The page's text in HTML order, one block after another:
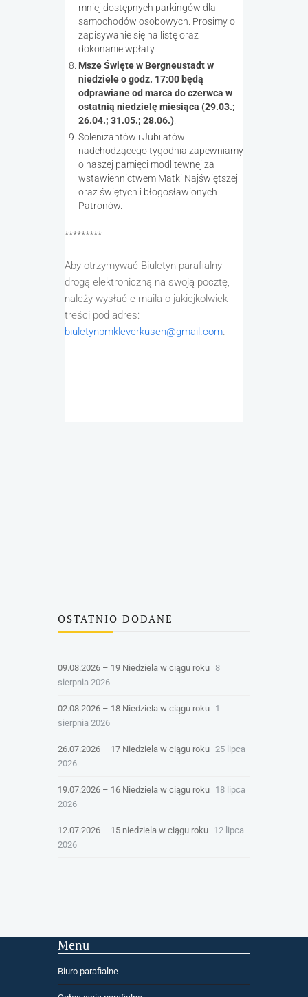
mniej dostępnych parkingów dla
samochodów osobowych. Prosimy o
zapisywanie się na listę oraz
dokonanie wpłaty.
Msze Święte w Bergneustadt w
niedziele o godz. 17:00 będą
odprawiane od marca do czerwca w
ostatnią niedzielę miesiąca (29.03.;
26.04.; 31.05.; 28.06.)
Solenizantów i Jubilatów
nadchodzącego tygodnia zapewniamy
o naszej pamięci modlitewnej za
wstawiennictwem Matki Najświętszej
oraz świętych i błogosławionych
Patronów.
*********
Aby otrzymywać Biuletyn parafialny
drogą elektroniczną na swoją pocztę,
należy wysłać e-maila o jakiejkolwiek
treści pod adres:
biuletynpmkleverkusen@gmail.com.
OSTATNIO DODANE
09.08.2026 – 19 Niedziela w ciągu roku 8
sierpnia 2026
02.08.2026 – 18 Niedziela w ciągu roku 1
sierpnia 2026
26.07.2026 – 17 Niedziela w ciągu roku 25 lipca
2026
19.07.2026 – 16 Niedziela w ciągu roku 18 lipca
2026
12.07.2026 – 15 niedziela w ciągu roku 12 lipca
2026
Menu
Biuro parafialne